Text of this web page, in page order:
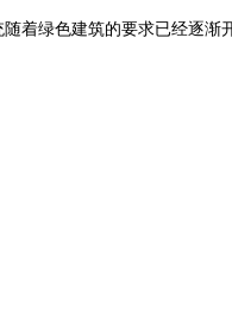
着绿色建筑的要求已经逐